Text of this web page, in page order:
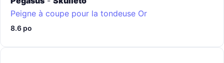
Peigne à coupe pour la tondeuse Or
8.6 po